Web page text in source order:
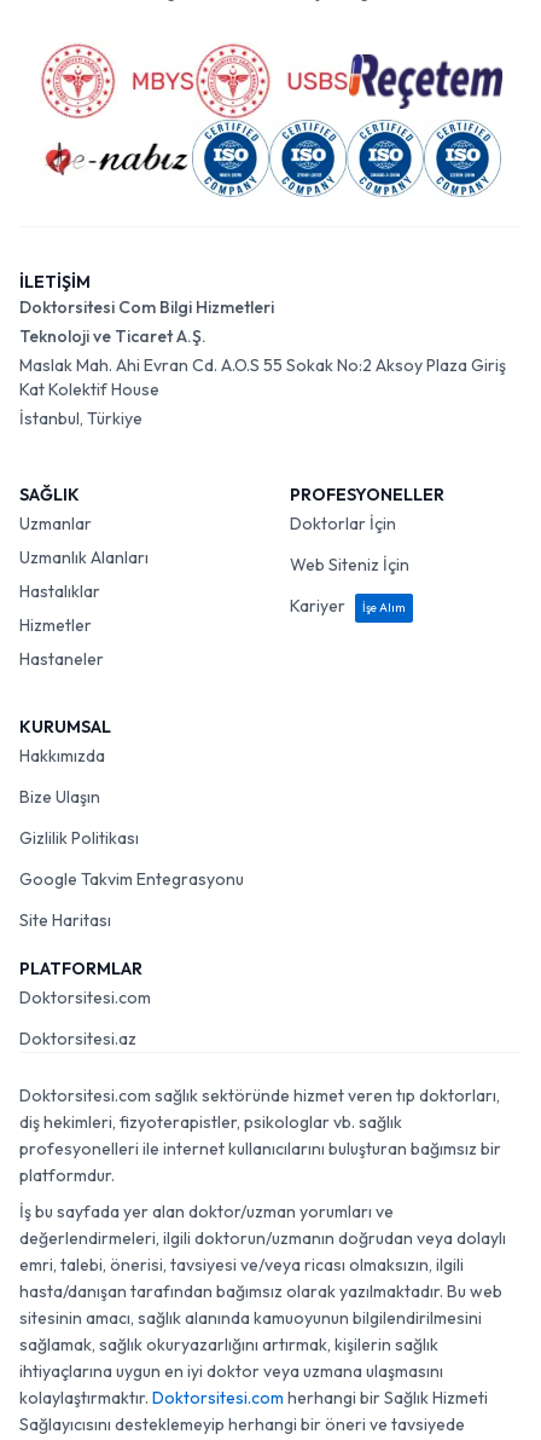
İLETİŞİM
Doktorsitesi Com Bilgi Hizmetleri
Teknoloji ve Ticaret A.Ş.
Maslak Mah. Ahi Evran Cd. A.O.S 55 Sokak No:2 Aksoy Plaza Giriş
Kat Kolektif House
İstanbul, Türkiye
SAĞLIK
Uzmanlar
Uzmanlık Alanları
Hastalıklar
Hizmetler
Hastaneler
PROFESYONELLER
Doktorlar İçin
Web Siteniz İçin
Kariyer
İşe Alım
KURUMSAL
Hakkımızda
Bize Ulaşın
Gizlilik Politikası
Google Takvim Entegrasyonu
Site Haritası
PLATFORMLAR
Doktorsitesi.com
Doktorsitesi.az
Doktorsitesi.com sağlık sektöründe hizmet veren tıp doktorları,
diş hekimleri, fizyoterapistler, psikologlar vb. sağlık
profesyonelleri ile internet kullanıcılarını buluşturan bağımsız bir
platformdur.
İş bu sayfada yer alan doktor/uzman yorumları ve
değerlendirmeleri, ilgili doktorun/uzmanın doğrudan veya dolaylı
emri, talebi, önerisi, tavsiyesi ve/veya ricası olmaksızın, ilgili
hasta/danışan tarafından bağımsız olarak yazılmaktadır. Bu web
sitesinin amacı, sağlık alanında kamuoyunun bilgilendirilmesini
sağlamak, sağlık okuryazarlığını artırmak, kişilerin sağlık
ihtiyaçlarına uygun en iyi doktor veya uzmana ulaşmasını
kolaylaştırmaktır. Doktorsitesi.com herhangi bir Sağlık Hizmeti
Sağlayıcısını desteklemeyip herhangi bir öneri ve tavsiyede